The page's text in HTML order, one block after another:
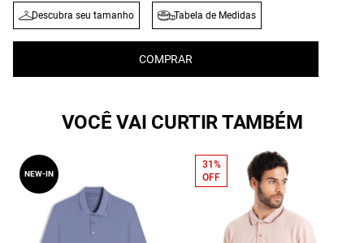
Descubra seu tamanho Tabela de Medidas
COMPRAR
VOCÊ VAI CURTIR TAMBÉM
NEW-IN
31%
OFF